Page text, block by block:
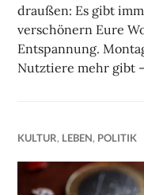
draußen: Es gibt
verschönern Eure
Entspannung.
Nutztiere mehr gibt
KULTUR, LEBEN, POLITIK